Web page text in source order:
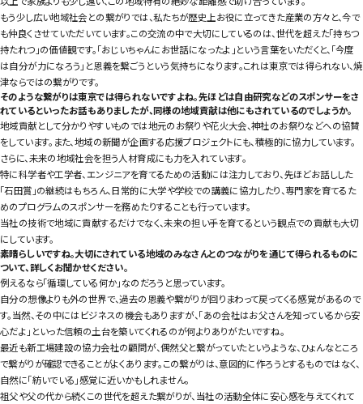
もう少し広い地域社会との繋がりでは、私たちが歴史上お役に立ってきた産業の方々と、今で
も仲良くさせていただいています。この交流の中で大切にしているのは、世代を超えた「持ちつ
持たれつ」の価値観です。「おじいちゃんにお世話になったよ」という言葉をいただくと、「今度
は自分が力になろう」と恩義を繋ごうという気持ちになります。これは東京では得られない、焼
津ならではの繋がりです。
そのような繋がりは東京では得られないですよね。先ほどは自由研究などのスポンサーをさ
れているといったお話もありましたが、同様の地域貢献は他にもされているのでしょうか。
地域貢献として分かりやすいものでは地元のお祭りや花火大会、神社のお祭りなどへの協賛
をしています。また、地域の新聞が企画する応援プロジェクトにも、積極的に協力しています。
さらに、未来の地域社会を担う人材育成にも力を入れています。
特に科学者や工学者、エンジニアを育てるための活動には注力しており、先ほどお話しした
「石田賞」の継続はもちろん、日常的に大学や学校での講義に協力したり、専門家を育てるた
めのプログラムのスポンサーを務めたりすることも行っています。
当社の技術で地域に貢献するだけでなく、未来の担い手を育てるという観点での貢献も大切
にしています。
素晴らしいですね。大切にされている地域のみなさんとのつながりを通じて得られるものに
ついて、詳しくお聞かせください。
例えるなら「循環している何か」なのだろうと思っています。
自分の想像よりも外の世界で、過去の恩義や繋がりが回りまわって戻ってくる感覚があるので
す。当然、その中にはビジネスの機会もありますが、「あの会社はお父さんを知っているから安
心だよ」といった信頼の土台を築いてくれるのが何よりありがたいですね。
最近も新工場建設の協力会社の顧問が、偶然父と繋がっていたというような、ひょんなところ
で繋がりが確認できることがよくあります。この繋がりは、意図的に作ろうとするものではなく、
自然に「紡いでいる」感覚に近いかもしれません。
祖父や父の代から続くこの世代を超えた繋がりが、当社の活動全体に安心感を与えてくれて